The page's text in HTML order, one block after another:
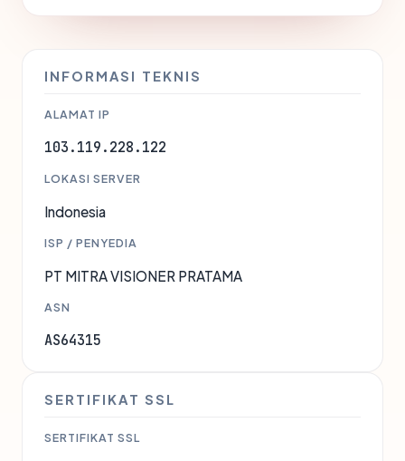
INFORMASI TEKNIS
ALAMAT IP
103.119.228.122
LOKASI SERVER
Indonesia
ISP / PENYEDIA
PT MITRA VISIONER PRATAMA
ASN
AS64315
SERTIFIKAT SSL
SERTIFIKAT SSL